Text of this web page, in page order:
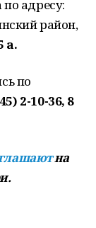
адресу:
район,
а.
по
2-10-36, 8
на